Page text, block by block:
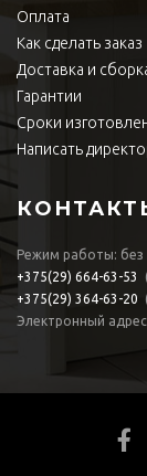
Оплата
Как сделать заказ
Доставка и
Гарантии
Сроки
Написать
Режим работы: без
+375(29) 664-63-53
+375(29) 364-63-20
Электронный